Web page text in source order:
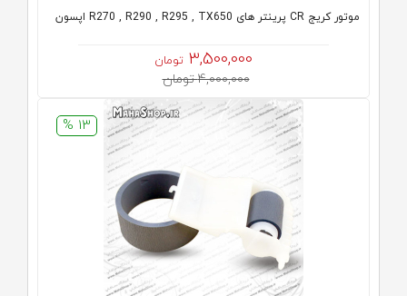
موتور کریج CR پرینتر های R270 , R290 , R295 , TX650 اپسون
3,500,000 تومان
4,000,000 تومان
13 %